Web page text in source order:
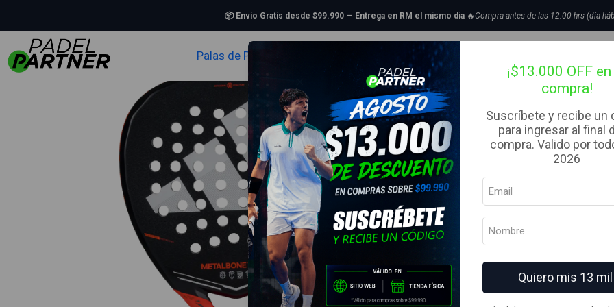
¡$13.000 OFF
compra!
Suscríbete y recibe un
para ingresar al final
compra. Valido por
2026
Quiero mis 13
Palas de Padel Zapatillas de Padel Bolsos Complementos
📦 Envío Gratis desde $99.990 — Entrega en RM el mismo día 🔥Compra antes de las 12:00 hrs (día
Inicio Palas de Padel Categoria Intermedio Pala de pádel Adidas Metalbone Team 3.5
Pala de
3.5 Black
Cantidad
Agregar a la lista de
Mostrar stock de